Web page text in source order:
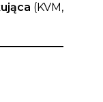
(KVM,